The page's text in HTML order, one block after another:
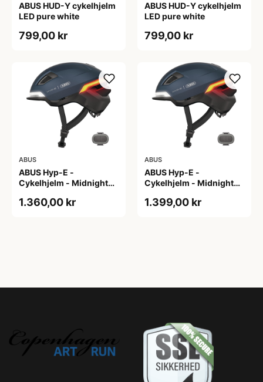
ABUS HUD-Y cykelhjelm
LED pure white
799,00 kr
ABUS HUD-Y cykelhjelm
LED pure white
799,00 kr
ABUS
ABUS Hyp-E -
Cykelhjelm - Midnight
1.360,00 kr
ABUS
ABUS Hyp-E -
Cykelhjelm - Midnight
1.399,00 kr